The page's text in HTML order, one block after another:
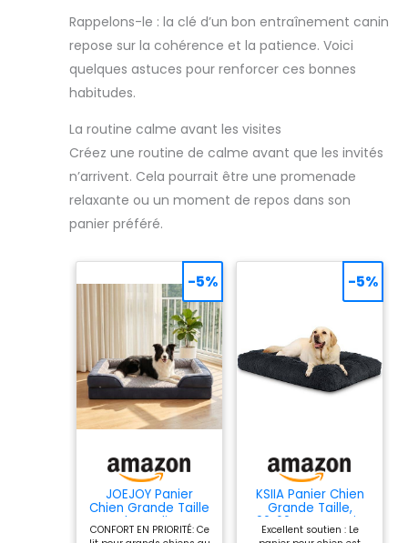
Rappelons-le : la clé d’un bon entraînement canin
repose sur la cohérence et la patience. Voici
quelques astuces pour renforcer ces bonnes
habitudes.
La routine calme avant les visites
Créez une routine de calme avant que les invités
n’arrivent. Cela pourrait être une promenade
relaxante ou un moment de repos dans son
panier préféré.
JOEJOY Panier
Chien Grande Taille
Orthopedique,
Memoire de Forme
CONFORT EN PRIORITÉ: Ce
-5%
KSIIA Panier Chien
Grande Taille,
90x60cm, Coussin
Chien Lavable en
Excellent soutien : Le
-5%